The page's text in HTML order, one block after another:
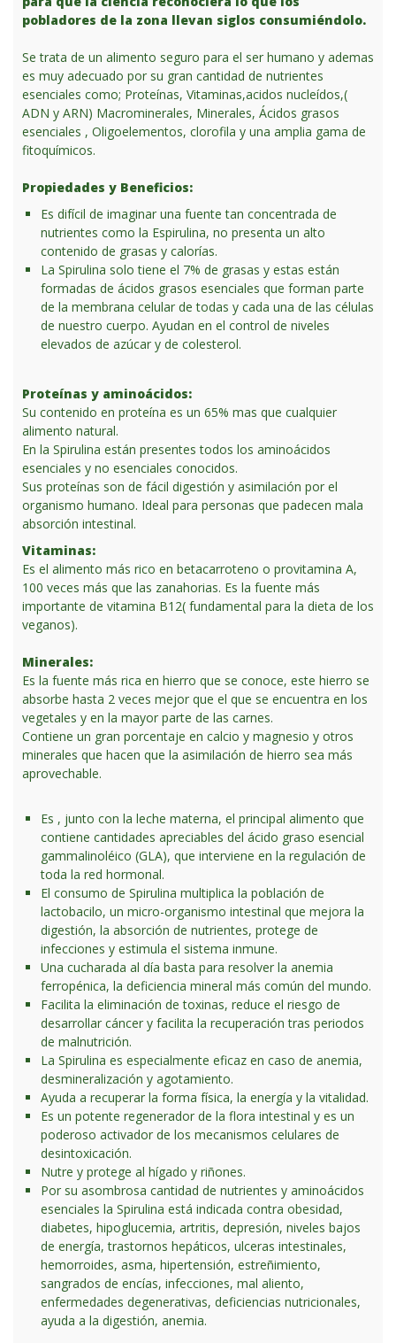
pobladores de la zona llevan siglos consumiéndolo.
Se trata de un alimento seguro para el ser humano y ademas
es muy adecuado por su gran cantidad de nutrientes
esenciales como; Proteínas, Vitaminas,acidos nucleídos,(
ADN y ARN) Macrominerales, Minerales, Ácidos grasos
esenciales , Oligoelementos, clorofila y una amplia gama de
fitoquímicos.
Propiedades y Beneficios:
Es difícil de imaginar una fuente tan concentrada de
nutrientes como la Espirulina, no presenta un alto
contenido de grasas y calorías.
La Spirulina solo tiene el 7% de grasas y estas están
formadas de ácidos grasos esenciales que forman parte
de la membrana celular de todas y cada una de las células
de nuestro cuerpo. Ayudan en el control de niveles
elevados de azúcar y de colesterol.
Proteínas y aminoácidos:
Su contenido en proteína es un 65% mas que cualquier
alimento natural.
En la Spirulina están presentes todos los aminoácidos
esenciales y no esenciales conocidos.
Sus proteínas son de fácil digestión y asimilación por el
organismo humano. Ideal para personas que padecen mala
absorción intestinal.
Vitaminas:
Es el alimento más rico en betacarroteno o provitamina A,
100 veces más que las zanahorias. Es la fuente más
importante de vitamina B12( fundamental para la dieta de los
veganos).
Minerales:
Es la fuente más rica en hierro que se conoce, este hierro se
absorbe hasta 2 veces mejor que el que se encuentra en los
vegetales y en la mayor parte de las carnes.
Contiene un gran porcentaje en calcio y magnesio y otros
minerales que hacen que la asimilación de hierro sea más
aprovechable.
Es , junto con la leche materna, el principal alimento que
contiene cantidades apreciables del ácido graso esencial
gammalinoléico (GLA), que interviene en la regulación de
toda la red hormonal.
El consumo de Spirulina multiplica la población de
lactobacilo, un micro-organismo intestinal que mejora la
digestión, la absorción de nutrientes, protege de
infecciones y estimula el sistema inmune.
Una cucharada al día basta para resolver la anemia
ferropénica, la deficiencia mineral más común del mundo.
Facilita la eliminación de toxinas, reduce el riesgo de
desarrollar cáncer y facilita la recuperación tras periodos
de malnutrición.
La Spirulina es especialmente eficaz en caso de anemia,
desmineralización y agotamiento.
Ayuda a recuperar la forma física, la energía y la vitalidad.
Es un potente regenerador de la flora intestinal y es un
poderoso activador de los mecanismos celulares de
desintoxicación.
Nutre y protege al hígado y riñones.
Por su asombrosa cantidad de nutrientes y aminoácidos
esenciales la Spirulina está indicada contra obesidad,
diabetes, hipoglucemia, artritis, depresión, niveles bajos
de energía, trastornos hepáticos, ulceras intestinales,
hemorroides, asma, hipertensión, estreñimiento,
sangrados de encías, infecciones, mal aliento,
enfermedades degenerativas, deficiencias nutricionales,
ayuda a la digestión, anemia.